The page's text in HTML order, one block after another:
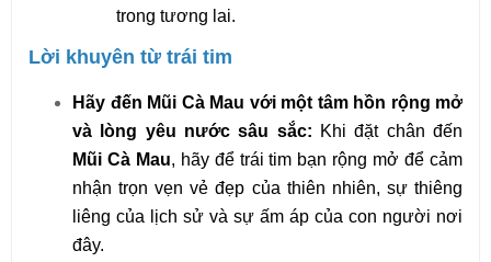
trong tương lai.
Lời khuyên từ trái tim
Hãy đến Mũi Cà Mau với một tâm hồn rộng mở
và lòng yêu nước sâu sắc: Khi đặt chân đến
Mũi Cà Mau, hãy để trái tim bạn rộng mở để cảm
nhận trọn vẹn vẻ đẹp của thiên nhiên, sự thiêng
liêng của lịch sử và sự ấm áp của con người nơi
đây.